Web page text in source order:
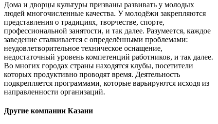
Дома и дворцы культуры призваны развивать у молодых
людей многочисленные качества. У молодёжи закрепляются
представления о традициях, творчестве, спорте,
профессиональной занятости, и так далее. Разумеется, каждое
заведение сталкивается с определёнными проблемами:
неудовлетворительное техническое оснащение,
недостаточный уровень компетенций работников, и так далее.
Во многих городах страны находятся клубы, посетители
которых продуктивно проводят время. Деятельность
подкрепляется программами, которые варьируются исходя из
направленности организаций.
Другие компании Казани